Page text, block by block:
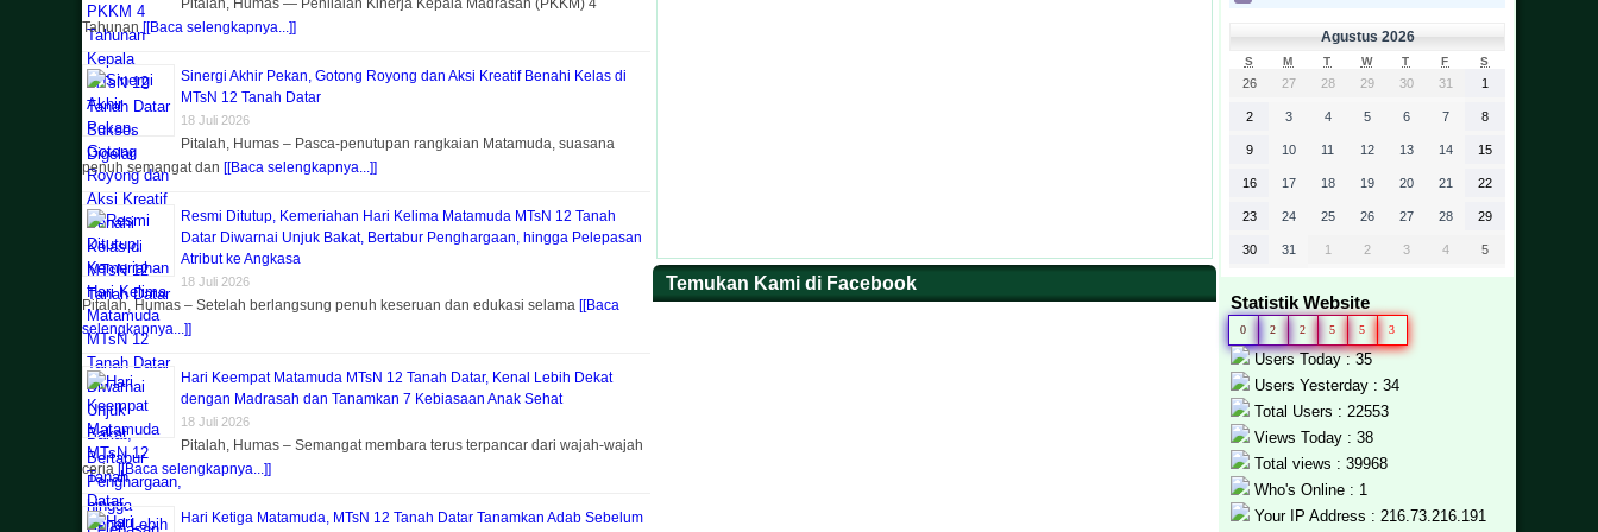
Pitalah, Humas — Penilaian Kinerja Kepala Madrasah (PKKM) 4
Tahunan [[Baca selengkapnya...]]
Sinergi Akhir Pekan, Gotong Royong dan Aksi Kreatif Benahi Kelas di
MTsN 12 Tanah Datar
18 Juli 2026
Pitalah, Humas – Pasca-penutupan rangkaian Matamuda, suasana
penuh semangat dan [[Baca selengkapnya...]]
Resmi Ditutup, Kemeriahan Hari Kelima Matamuda MTsN 12 Tanah
Datar Diwarnai Unjuk Bakat, Bertabur Penghargaan, hingga Pelepasan
Atribut ke Angkasa
18 Juli 2026
Pitalah, Humas – Setelah berlangsung penuh keseruan dan edukasi selama [[Baca
selengkapnya...]]
Hari Keempat Matamuda MTsN 12 Tanah Datar, Kenal Lebih Dekat
dengan Madrasah dan Tanamkan 7 Kebiasaan Anak Sehat
18 Juli 2026
Pitalah, Humas – Semangat membara terus terpancar dari wajah-wajah
ceria [[Baca selengkapnya...]]
Hari Ketiga Matamuda, MTsN 12 Tanah Datar Tanamkan Adab Sebelum
Temukan Kami di Facebook
Agustus 2026
S M T W T F S
26 27 28 29 30 31 1
2 3 4 5 6 7 8
9 10 11 12 13 14 15
16 17 18 19 20 21 22
23 24 25 26 27 28 29
30 31 1 2 3 4 5
Statistik Website
0 2 2 5 5 3
Users Today : 35
Users Yesterday : 34
Total Users : 22553
Views Today : 38
Total views : 39968
Who's Online : 1
Your IP Address : 216.73.216.191